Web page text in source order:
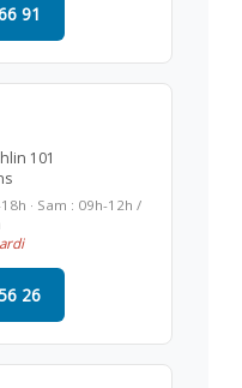
91
101
· Sam : 09h-12h /
26